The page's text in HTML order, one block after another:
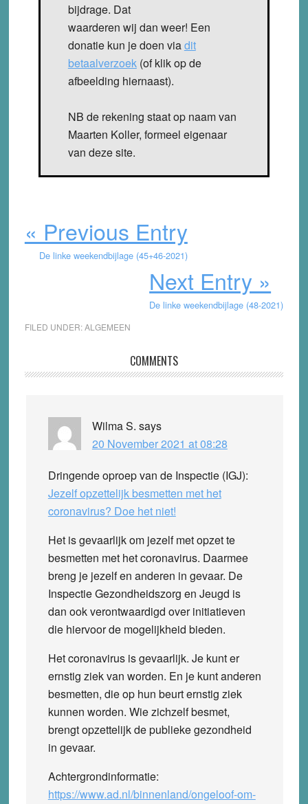
bijdrage. Dat
waarderen wij dan weer! Een
donatie kun je doen viadit
betaalverzoek(of klik op de
afbeelding hiernaast).
NB de rekening staat op naam van
Maarten Koller, formeel eigenaar
van deze site.
« Previous Entry
De linke weekendbijlage (45+46-2021)
Next Entry »
De linke weekendbijlage (48-2021)
FILED UNDER:ALGEMEEN
Interactions
COMMENTS
Wilma S. says
20 November 2021 at 08:28
Dringende oproep van de Inspectie (IGJ):
Jezelf opzettelijk besmetten met het
coronavirus? Doe het niet!
Het is gevaarlijk om jezelf met opzet te
besmetten met het coronavirus. Daarmee
breng je jezelf en anderen in gevaar. De
Inspectie Gezondheidszorg en Jeugd is
dan ook verontwaardigd over initiatieven
die hiervoor de mogelijkheid bieden.
Het coronavirus is gevaarlijk. Je kunt er
ernstig ziek van worden. En je kunt anderen
besmetten, die op hun beurt ernstig ziek
kunnen worden. Wie zichzelf besmet,
brengt opzettelijk de publieke gezondheid
in gevaar.
Achtergrondinformatie:
https://www.ad.nl/binnenland/ongeloof-om-